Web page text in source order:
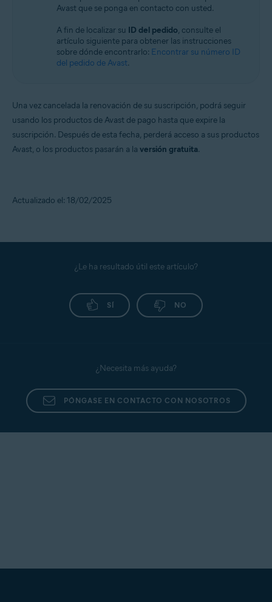
Avast que se ponga en contacto con usted.
A fin de localizar su ID del pedido, consulte el
artículo siguiente para obtener las instrucciones
sobre dónde encontrarlo: Encontrar su número ID
del pedido de Avast.
Una vez cancelada la renovación de su suscripción, podrá seguir
usando los productos de Avast de pago hasta que expire la
suscripción. Después de esta fecha, perderá acceso a sus productos
Avast, o los productos pasarán a la versión gratuita.
Actualizado el: 18/02/2025
¿Le ha resultado útil este artículo?
SÍ NO
¿Necesita más ayuda?
PÓNGASE EN CONTACTO CON NOSOTROS